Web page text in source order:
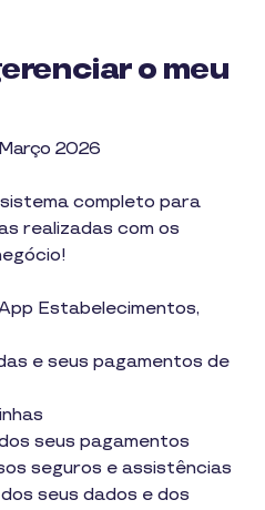
o meu
2026
completo para
realizadas com os
Estabelecimentos,
e seus pagamentos de
seus pagamentos
seguros e assistências
seus dados e dos